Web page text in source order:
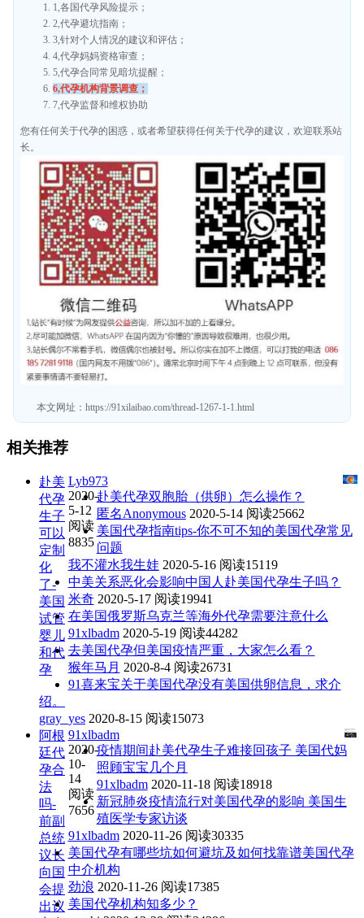
1,各国代孕风险提示；
2,代孕避坑指南；
3,针对个人情况的建议和评估；
4,代孕妈妈资格审查；
5,代孕合同常见暗坑提醒；
6,代孕机构背景调查；
7,代孕监督和维权协助
您有任何关于代孕的困惑，或者希望获得任何关于代孕的建议，欢迎联系站
长。
本文网址： https://91xilaibao.com/thread-1267-1-1.html
相关推荐
赴美
代孕
生子
可以
定制
化
了-
美国
试管
婴儿
和代
孕
Lyb973
2020-
5-12
阅读
8835
赴美代孕双胞胎（供卵）怎么操作？
匿名Anonymous 2020-5-14 阅读25662
美国代孕指南tips-你不可不知的美国代孕常见
问题
我不灌水我生娃 2020-5-16 阅读15119
中美关系恶化会影响中国人赴美国代孕生子吗？
米奇 2020-5-17 阅读19941
在美国俄罗斯乌克兰等海外代孕需要注意什么
91xlbadm 2020-5-19 阅读44282
去美国代孕但美国疫情严重，大家怎么看？
猴年马月 2020-8-4 阅读26731
91喜来宝关于美国代孕没有美国供卵信息，求介
绍。
gray_yes 2020-8-15 阅读15073
阿根
廷代
孕合
法
吗-
前副
总统
议长
向国
会提
出议
91xlbadm
2020-
10-
14
阅读
7656
疫情期间赴美代孕生子难接回孩子 美国代妈
照顾宝宝几个月
91xlbadm 2020-11-18 阅读18918
新冠肺炎疫情流行对美国代孕的影响 美国生
殖医学专家访谈
91xlbadm 2020-11-26 阅读30335
美国代孕有哪些坑如何避坑及如何找靠谱美国代孕
中介机构
劲浪 2020-11-26 阅读17385
美国代孕机构知多少？